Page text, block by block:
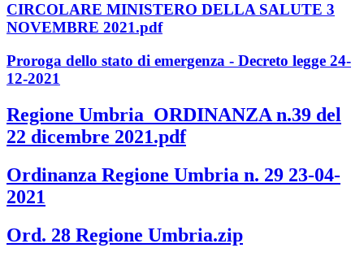
CIRCOLARE MINISTERO DELLA SALUTE 3
NOVEMBRE 2021.pdf
Proroga dello stato di emergenza - Decreto legge 24-
12-2021
Regione Umbria_ORDINANZA n.39 del
22 dicembre 2021.pdf
Ordinanza Regione Umbria n. 29 23-04-
2021
Ord. 28 Regione Umbria.zip